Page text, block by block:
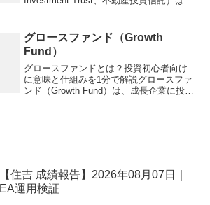
例：オフィスビルREIT、...
グロースファンド（Growth
Fund）
グロースファンドとは？投資初心者向け
に意味と仕組みを1分で解説グロースファ
ンド（Growth Fund）は、成長企業に投資
【住吉 成績報告】2026年08月07日｜
EA運用検証